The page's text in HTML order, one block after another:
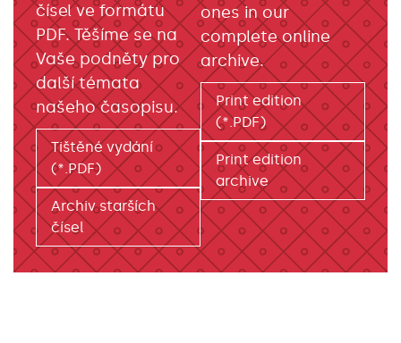
čísel ve formátu
PDF. Těšíme se na
Vaše podněty pro
další témata
našeho časopisu.
Tištěné vydání
(*.PDF)
Archiv starších
čísel
ones in our
complete online
archive.
Print edition
(*.PDF)
Print edition
archive